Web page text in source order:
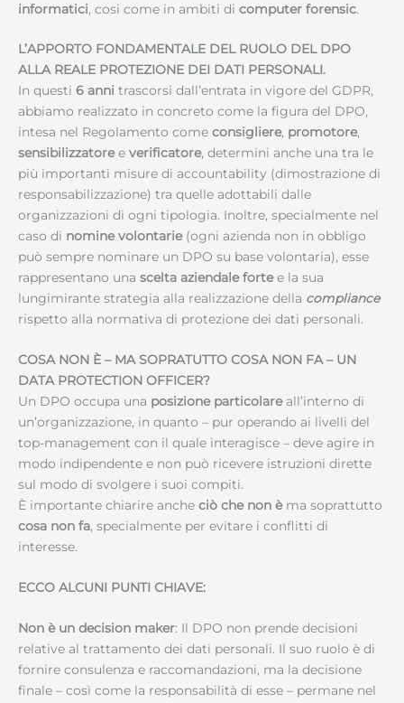
informatici, cosi come in ambiti di computer forensic.
L’APPORTO FONDAMENTALE DEL RUOLO DEL DPO
ALLA REALE PROTEZIONE DEI DATI PERSONALI.
In questi 6 anni trascorsi dall’entrata in vigore del GDPR,
abbiamo realizzato in concreto come la figura del DPO,
intesa nel Regolamento come consigliere, promotore,
sensibilizzatoree verificatore, determini anche una tra le
più importanti misure di accountability (dimostrazione di
responsabilizzazione) tra quelle adottabili dalle
organizzazioni di ogni tipologia. Inoltre, specialmente nel
caso di nomine volontarie(ogni azienda non in obbligo
può sempre nominare un DPO su base volontaria), esse
rappresentano una scelta aziendale fortee la sua
lungimirante strategia alla realizzazione della compliance
rispetto alla normativa di protezione dei dati personali.
COSA NON È – MA SOPRATUTTO COSA NON FA – UN
DATA PROTECTION OFFICER?
Un DPO occupa una posizione particolareall’interno di
un’organizzazione, in quanto – pur operando ai livelli del
top-management con il quale interagisce – deve agire in
modo indipendente e non può ricevere istruzioni dirette
sul modo di svolgere i suoi compiti.
È importante chiarire anche ciò che non èma soprattutto
cosa non fa, specialmente per evitare i conflitti di
interesse.
ECCO ALCUNI PUNTI CHIAVE:
Non è un decision maker: Il DPO non prende decisioni
relative al trattamento dei dati personali. Il suo ruolo è di
fornire consulenza e raccomandazioni, ma la decisione
finale – così come la responsabilità di esse – permane nel